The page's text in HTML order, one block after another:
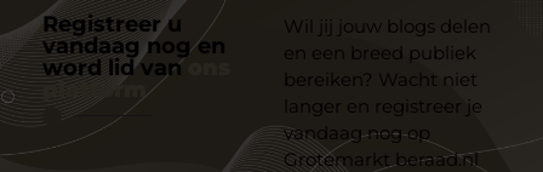
Registreer u
vandaag nog en
word lid van
platform
Wil jij jouw blogs delen
en een breed publiek
bereiken? Wacht niet
langer en registreer je
vandaag nog op
Grotemarkt beraad.nl